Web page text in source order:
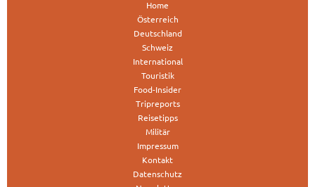
Home
Österreich
Deutschland
Schweiz
International
Touristik
Food-Insider
Tripreports
Reisetipps
Militär
Impressum
Kontakt
Datenschutz